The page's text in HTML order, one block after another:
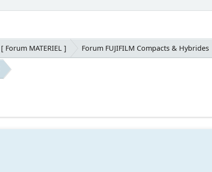
[ Forum MATERIEL ] Forum FUJIFILM Compacts & Hybrides